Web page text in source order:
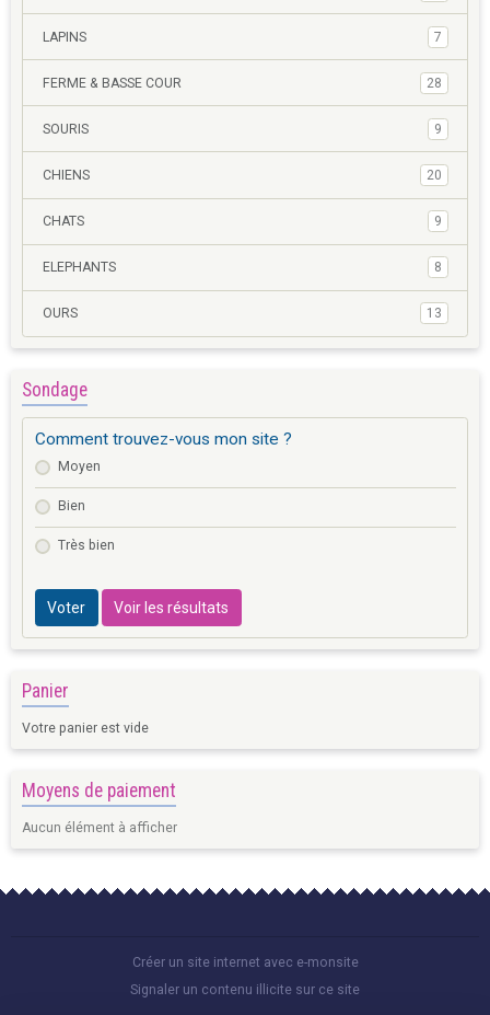
LAPINS 7
FERME & BASSE COUR 28
SOURIS 9
CHIENS 20
CHATS 9
ELEPHANTS 8
OURS 13
Sondage
Comment trouvez-vous mon site ?
Moyen
Bien
Très bien
Voter Voir les résultats
Panier
Votre panier est vide
Moyens de paiement
Aucun élément à afficher
Créer un site internet avec e-monsite
Signaler un contenu illicite sur ce site